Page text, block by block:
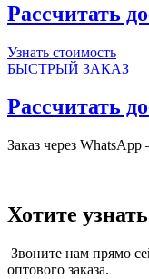
Рассчитать
Узнать стоимость
БЫСТРЫЙ ЗАКАЗ
Рассчитать
Заказ через
Хотите
Звоните нам прямо
оптового заказа.